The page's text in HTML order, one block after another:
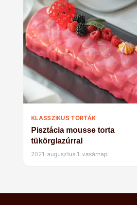
KLASSZIKUS TORTÁK
Pisztácia mousse torta
tükörglazúrral
2021. augusztus 1. vasárnap